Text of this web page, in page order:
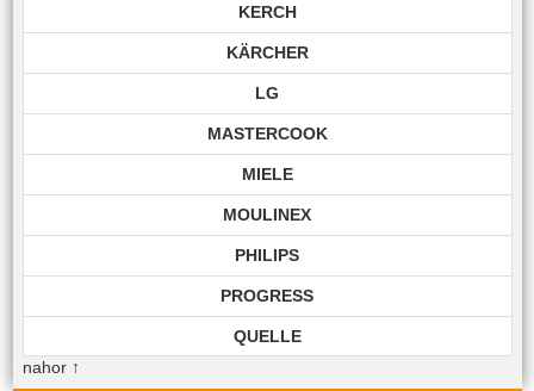
KERCH
KÄRCHER
LG
MASTERCOOK
MIELE
MOULINEX
PHILIPS
PROGRESS
QUELLE
nahor↑